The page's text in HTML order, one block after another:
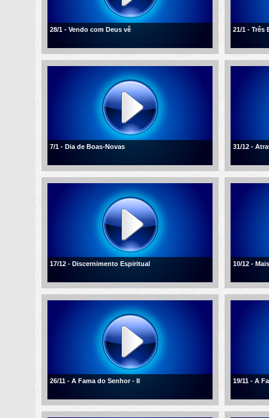
28/1 - Vendo com Deus vê 21/1 - Três
7/1 - Dia de Boas-Novas 31/12 -
17/12 - Discernimento Espiritual 10/12 -
26/11 - A Fama do Senhor - II 19/11 - A